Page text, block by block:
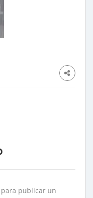
para publicar un